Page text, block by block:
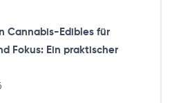
Cannabis-Edibles für
Fokus: Ein praktischer